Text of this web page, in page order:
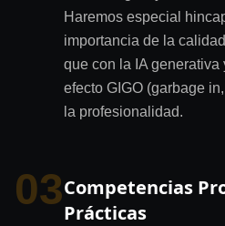
Haremos especial
importancia de la
que con la IA generativa
efecto GIGO (garbage
la profesionalidad.
03Competencias
Prácticas